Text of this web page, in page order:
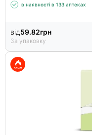
в наявності в 133 аптеках
від59.82грн
За упаковку